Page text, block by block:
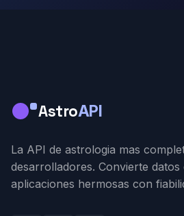
AstroAPI
La API de astrologia mas
desarrolladores. Convierte datos
aplicaciones hermosas con